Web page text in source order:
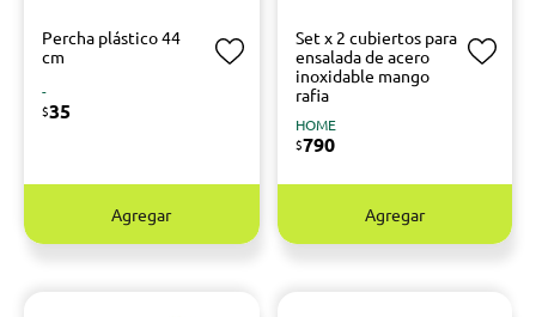
Percha plástico 44
cm
-
$35
Agregar
Set x 2 cubiertos para
ensalada de acero
inoxidable mango
rafia
HOME
$790
Agregar